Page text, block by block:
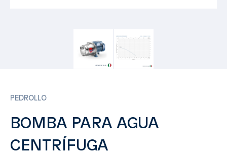
PEDROLLO
BOMBA PARA AGUA
CENTRÍFUGA